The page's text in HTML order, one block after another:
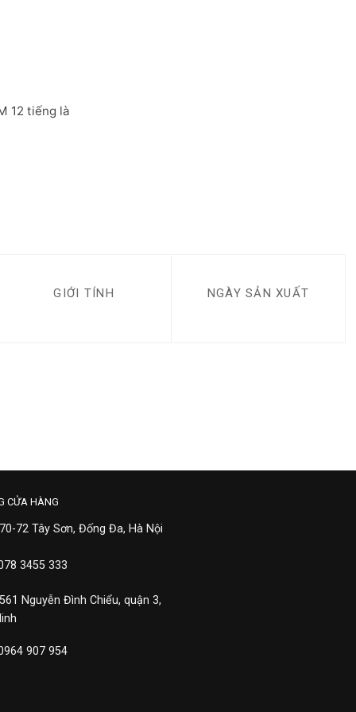
12 tiếng là
GIỚI TÍNH NGÀY SẢN XUẤT
CỬA HÀNG
72 Tây Sơn, Đống Đa, Hà Nội
3455 333
Nguyễn Đình Chiểu, quận 3,
907 954